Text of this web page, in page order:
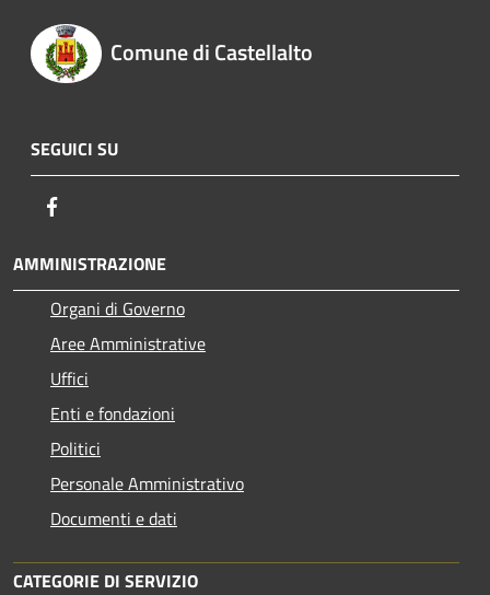
Comune di Castellalto
SEGUICI SU
AMMINISTRAZIONE
Organi di Governo
Aree Amministrative
Uffici
Enti e fondazioni
Politici
Personale Amministrativo
Documenti e dati
CATEGORIE DI SERVIZIO